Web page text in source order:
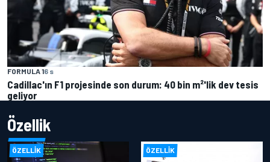
FORMULA 16 s
Cadillac'ın F1 projesinde son durum: 40 bin m²'lik dev tesis
geliyor
Özellik
ÖZELLIK ÖZELLIK